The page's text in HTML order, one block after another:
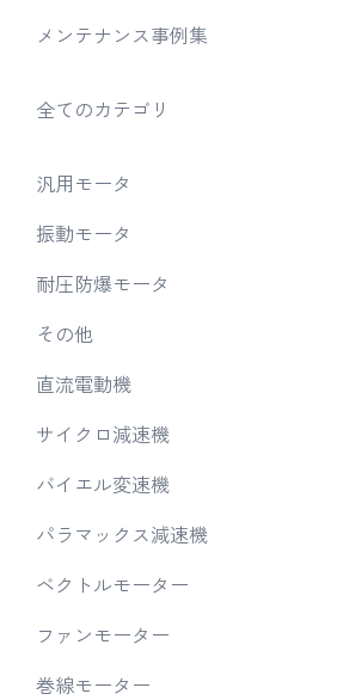
メンテナンス事例集
全てのカテゴリ
汎用モータ
振動モータ
耐圧防爆モータ
その他
直流電動機
サイクロ減速機
バイエル変速機
パラマックス減速機
ベクトルモーター
ファンモーター
巻線モーター